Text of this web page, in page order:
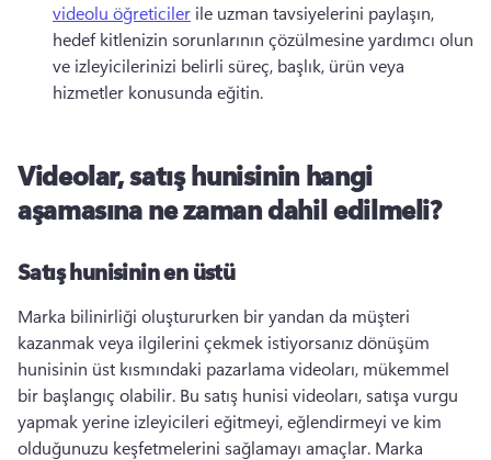
videolu öğreticiler ile uzman tavsiyelerini paylaşın,
hedef kitlenizin sorunlarının çözülmesine yardımcı olun
ve izleyicilerinizi belirli süreç, başlık, ürün veya
hizmetler konusunda eğitin.
Videolar, satış hunisinin hangi
aşamasına ne zaman dahil edilmeli?
Satış hunisinin en üstü
Marka bilinirliği oluştururken bir yandan da müşteri
kazanmak veya ilgilerini çekmek istiyorsanız dönüşüm
hunisinin üst kısmındaki pazarlama videoları, mükemmel
bir başlangıç olabilir. Bu satış hunisi videoları, satışa vurgu
yapmak yerine izleyicileri eğitmeyi, eğlendirmeyi ve kim
olduğunuzu keşfetmelerini sağlamayı amaçlar. Marka